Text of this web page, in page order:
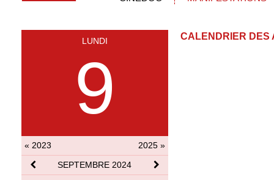
LUNDI
9
« 2023
2025 »
SEPTEMBRE 2024
CALENDRIER DES